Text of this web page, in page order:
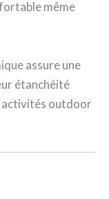
même
assure une
étanchéité
activités outdoor